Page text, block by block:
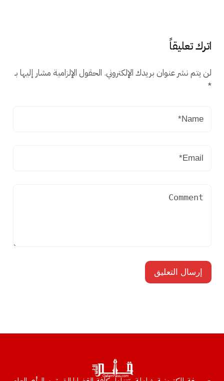
اترك تعليقاً
لن يتم نشر عنوان بريدك الإلكتروني. الحقول الإلزامية مشار إليها بـ
*